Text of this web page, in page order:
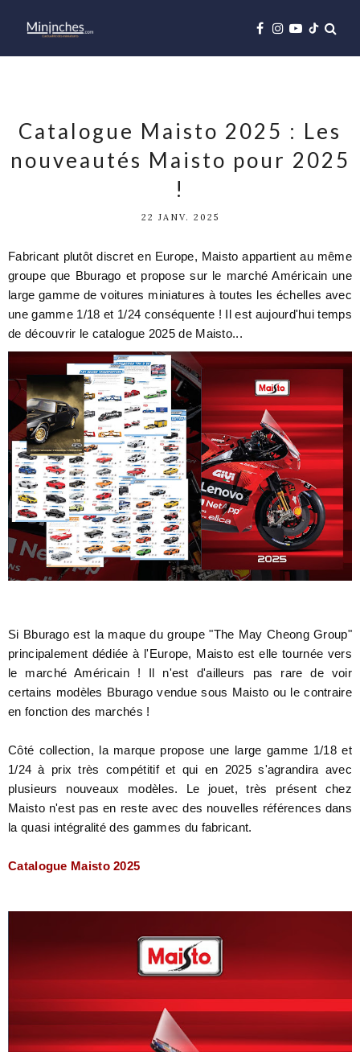
Catalogue Maisto 2025 : Les
nouveautés Maisto pour 2025
!
22 JANV. 2025
Fabricant plutôt discret en Europe, Maisto appartient au même
groupe que Bburago et propose sur le marché Américain une
large gamme de voitures miniatures à toutes les échelles avec
une gamme 1/18 et 1/24 conséquente ! Il est aujourd'hui temps
de découvrir le catalogue 2025 de Maisto...
Si Bburago est la maque du groupe "The May Cheong Group"
principalement dédiée à l'Europe, Maisto est elle tournée vers
le marché Américain ! Il n'est d'ailleurs pas rare de voir
certains modèles Bburago vendue sous Maisto ou le contraire
en fonction des marchés !
Côté collection, la marque propose une large gamme 1/18 et
1/24 à prix très compétitif et qui en 2025 s'agrandira avec
plusieurs nouveaux modèles. Le jouet, très présent chez
Maisto n'est pas en reste avec des nouvelles références dans
la quasi intégralité des gammes du fabricant.
Catalogue Maisto 2025